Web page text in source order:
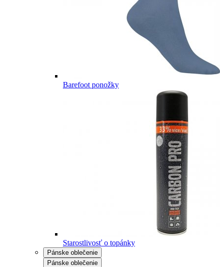
Barefoot ponožky
Starostlivosť o topánky
Pánske oblečenie
Pánske oblečenie